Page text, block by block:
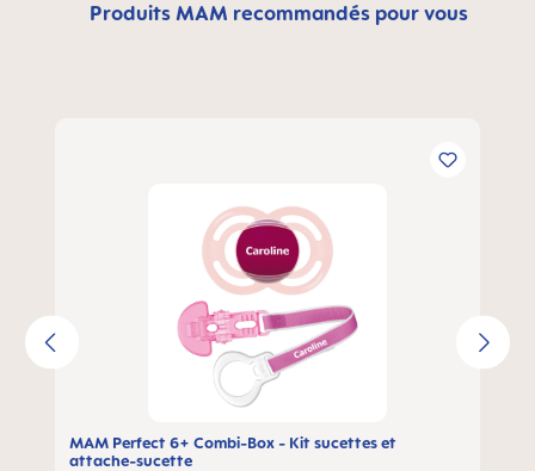
Produits MAM recommandés pour vous
MAM Perfect 6+ Combi-Box - Kit sucettes et
attache-sucette